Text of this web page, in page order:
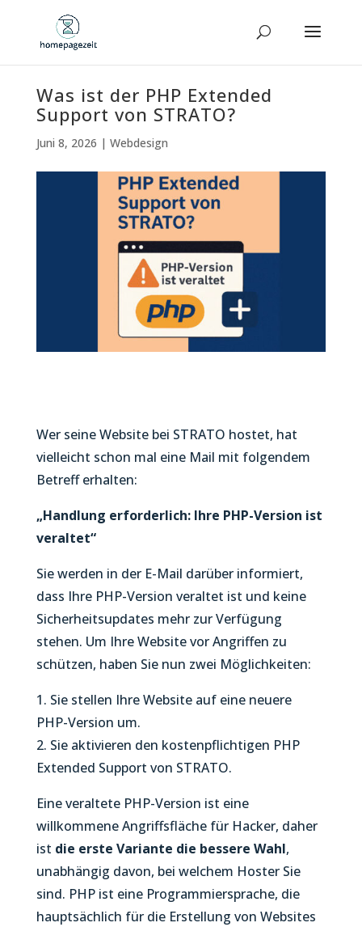
Was ist der PHP Extended
Support von STRATO?
Juni 8, 2026 | Webdesign
Wer seine Website bei STRATO hostet, hat
vielleicht schon mal eine Mail mit folgendem
Betreff erhalten:
„Handlung erforderlich: Ihre PHP-Version ist
veraltet“
Sie werden in der E-Mail darüber informiert,
dass Ihre PHP-Version veraltet ist und keine
Sicherheitsupdates mehr zur Verfügung
stehen. Um Ihre Website vor Angriffen zu
schützen, haben Sie nun zwei Möglichkeiten:
1. Sie stellen Ihre Website auf eine neuere
PHP-Version um.
2. Sie aktivieren den kostenpflichtigen PHP
Extended Support von STRATO.
Eine veraltete PHP-Version ist eine
willkommene Angriffsfläche für Hacker, daher
ist die erste Variante die bessere Wahl,
unabhängig davon, bei welchem Hoster Sie
sind. PHP ist eine Programmiersprache, die
hauptsächlich für die Erstellung von Websites